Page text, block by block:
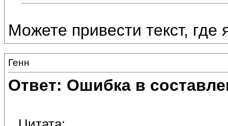
Можете привести текст,
Генн
Ответ: Ошибка в